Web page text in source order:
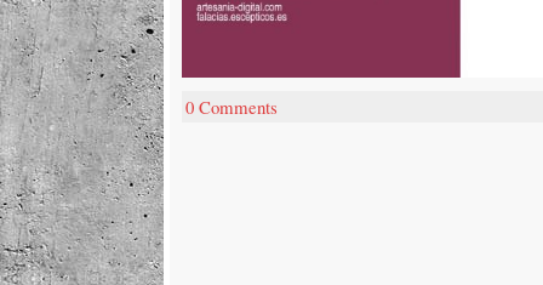
0 Comments